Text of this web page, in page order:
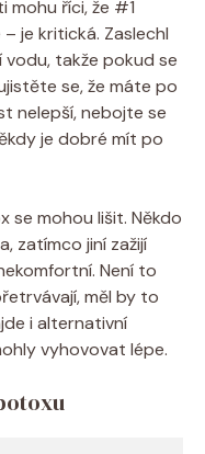
mohu říci, že #1
je kritická. Zaslechl
vodu, takže pokud se
se, že máte po
nelepší, nebojte se
je dobré mít po
se mohou lišit. Někdo
zatímco jiní zažijí
Není to
měl by to
i alternativní
vyhovovat lépe.